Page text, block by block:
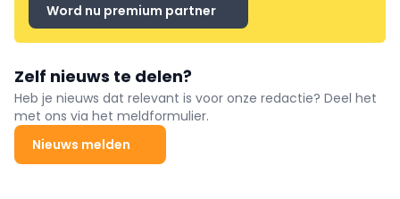
Word nu premium partner
Zelf nieuws te delen?
Heb je nieuws dat relevant is voor onze redactie? Deel het
met ons via het meldformulier.
Nieuws melden